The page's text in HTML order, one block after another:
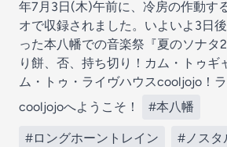
年7月3日(木)午前に、冷房の作動す
オで収録されました。いよいよ3日
った本八幡での音楽祭『夏のソナタ
り餅、否、持ち切り！カム・トゥギ
ム・トゥ・ライヴハウスcooljojo！
cooljojoへようこそ！
#本八幡
#ロングホーントレイン #ノスタ